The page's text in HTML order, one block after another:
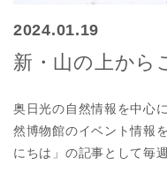
2024.01.19
新・山の上から
奥日光の自然情報を中心
然博物館のイベント情報
にちは」の記事として毎